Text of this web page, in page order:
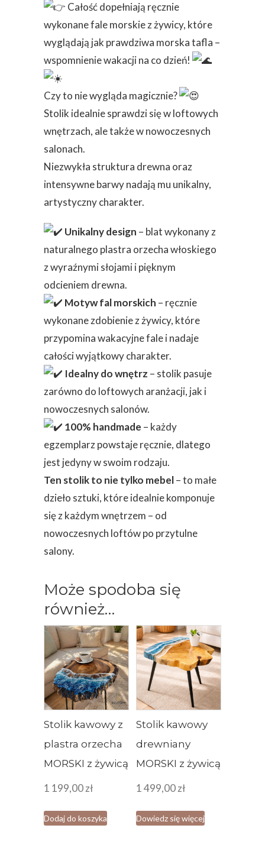
Całość dopełniają ręcznie
wykonane fale morskie z żywicy, które
wyglądają jak prawdziwa morska tafla –
wspomnienie wakacji na co dzień!
Czy to nie wygląda magicznie?
Stolik idealnie sprawdzi się w loftowych
wnętrzach, ale także w nowoczesnych
salonach.
Niezwykła struktura drewna oraz
intensywne barwy nadają mu unikalny,
artystyczny charakter.
Unikalny design – blat wykonany z
naturalnego plastra orzecha włoskiego
z wyraźnymi słojami i pięknym
odcieniem drewna.
Motyw fal morskich – ręcznie
wykonane zdobienie z żywicy, które
przypomina wakacyjne fale i nadaje
całości wyjątkowy charakter.
Idealny do wnętrz – stolik pasuje
zarówno do loftowych aranżacji, jak i
nowoczesnych salonów.
100% handmade – każdy
egzemplarz powstaje ręcznie, dlatego
jest jedyny w swoim rodzaju.
Ten stolik to nie tylko mebel– to małe
dzieło sztuki, które idealnie komponuje
się z każdym wnętrzem – od
nowoczesnych loftów po przytulne
salony.
Może spodoba się
również…
Stolik kawowy z
plastra orzecha
MORSKI z żywicą
1 199,00zł
Dodaj do koszyka
Stolik kawowy
drewniany
MORSKI z żywicą
1 499,00zł
Dowiedz się więcej